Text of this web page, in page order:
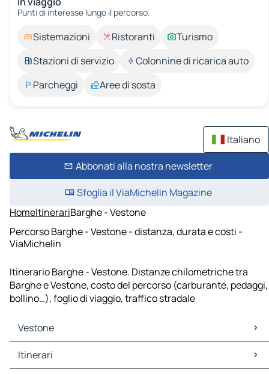
Punti di interesse lungo il percorso.
Sistemazioni Ristoranti
Turismo
Stazioni di servizio
Colonnine di ricarica auto
Parcheggi
Aree di sosta
Italiano
Abbonati alla nostra newsletter
Sfoglia il ViaMichelin Magazine
HomeItinerariBarghe - Vestone
Percorso Barghe - Vestone - distanza, durata e costi -
ViaMichelin
Itinerario Barghe - Vestone. Distanze chilometriche tra
Barghe e Vestone, costo del percorso (carburante, pedaggi,
bollino…), foglio di viaggio, traffico stradale
Vestone
Vestone Mappe Piantine
Vestone Traffico
Itinerari